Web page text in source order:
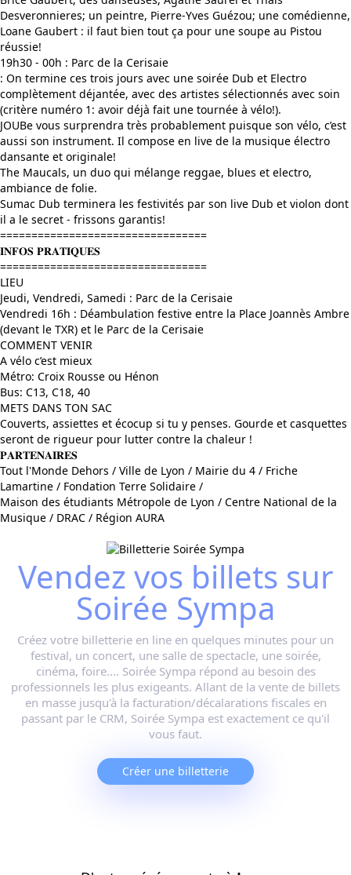
Desveronnieres; un peintre, Pierre-Yves Guézou; une comédienne,
Loane Gaubert : il faut bien tout ça pour une soupe au Pistou
réussie!
19h30 - 00h : Parc de la Cerisaie
: On termine ces trois jours avec une soirée Dub et Electro
complètement déjantée, avec des artistes sélectionnés avec soin
(critère numéro 1: avoir déjà fait une tournée à vélo!).
JOUBe vous surprendra très probablement puisque son vélo, c’est
aussi son instrument. Il compose en live de la musique électro
dansante et originale!
The Maucals, un duo qui mélange reggae, blues et electro,
ambiance de folie.
Sumac Dub terminera les festivités par son live Dub et violon dont
il a le secret - frissons garantis!
=================================
𝐈𝐍𝐅𝐎𝐒 𝐏𝐑𝐀𝐓𝐈𝐐𝐔𝐄𝐒
=================================
LIEU
Jeudi, Vendredi, Samedi : Parc de la Cerisaie
Vendredi 16h : Déambulation festive entre la Place Joannès Ambre
(devant le TXR) et le Parc de la Cerisaie
COMMENT VENIR
A vélo c’est mieux
Métro: Croix Rousse ou Hénon
Bus: C13, C18, 40
METS DANS TON SAC
Couverts, assiettes et écocup si tu y penses. Gourde et casquettes
seront de rigueur pour lutter contre la chaleur !
𝐏𝐀𝐑𝐓𝐄𝐍𝐀𝐈𝐑𝐄𝐒
Tout l'Monde Dehors / Ville de Lyon / Mairie du 4 / Friche
Lamartine / Fondation Terre Solidaire /
Maison des étudiants Métropole de Lyon / Centre National de la
Musique / DRAC / Région AURA
Vendez vos billets sur
Soirée Sympa
Créez votre billetterie en line en quelques minutes pour un
festival, un concert, une salle de spectacle, une soirée,
cinéma, foire.... Soirée Sympa répond au besoin des
professionnels les plus exigeants. Allant de la vente de billets
en masse jusqu'à la facturation/décalarations fiscales en
passant par le CRM, Soirée Sympa est exactement ce qu'il
vous faut.
Créer une billetterie